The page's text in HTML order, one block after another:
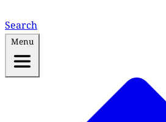
Search
Menu